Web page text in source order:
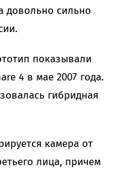
довольно сильно
показывали
4 в мае 2007 года.
гибридная
камера от
лица, причем